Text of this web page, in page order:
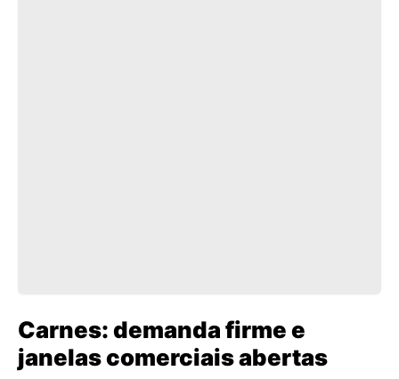
Carnes: demanda firme e
janelas comerciais abertas